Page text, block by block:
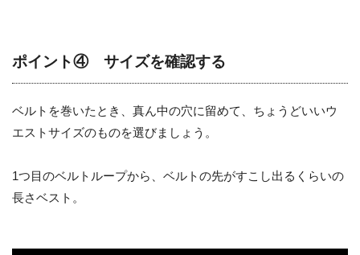
ポイント④ サイズを確認する
ベルトを巻いたとき、真ん中の穴に留めて、ちょうどいいウ
エストサイズのものを選びましょう。
1つ目のベルトループから、ベルトの先がすこし出るくらいの
長さベスト。